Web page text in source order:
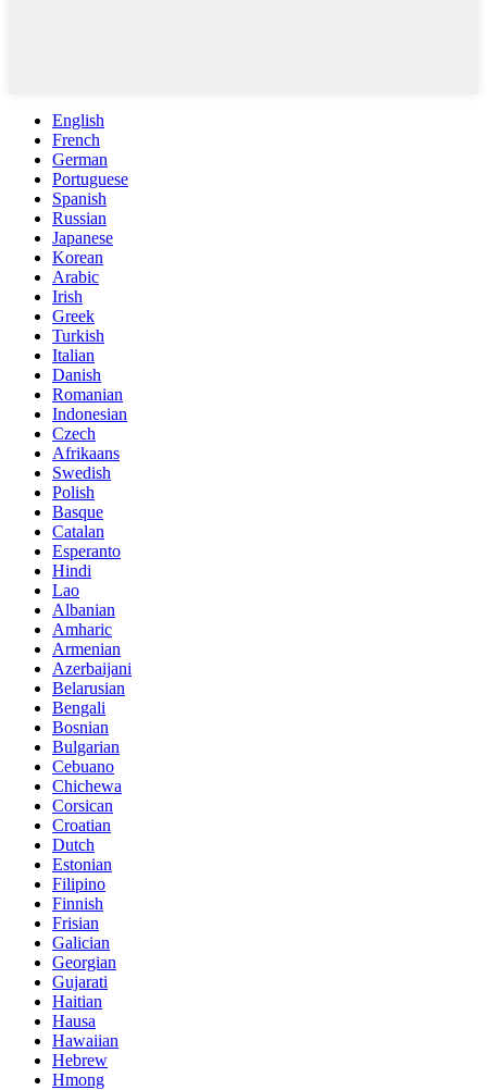
English
French
German
Portuguese
Spanish
Russian
Japanese
Korean
Arabic
Irish
Greek
Turkish
Italian
Danish
Romanian
Indonesian
Czech
Afrikaans
Swedish
Polish
Basque
Catalan
Esperanto
Hindi
Lao
Albanian
Amharic
Armenian
Azerbaijani
Belarusian
Bengali
Bosnian
Bulgarian
Cebuano
Chichewa
Corsican
Croatian
Dutch
Estonian
Filipino
Finnish
Frisian
Galician
Georgian
Gujarati
Haitian
Hausa
Hawaiian
Hebrew
Hmong